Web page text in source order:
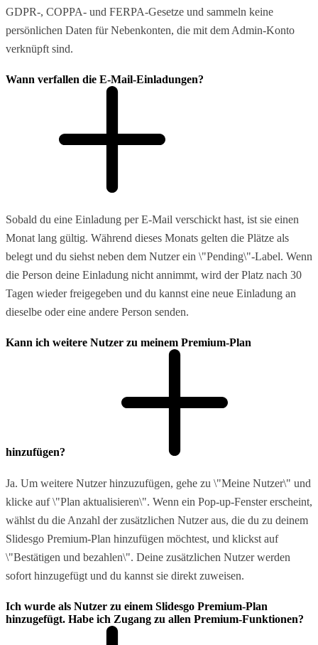
GDPR-, COPPA- und FERPA-Gesetze und sammeln keine
persönlichen Daten für Nebenkonten, die mit dem Admin-Konto
verknüpft sind.
Wann verfallen die E-Mail-Einladungen?
Sobald du eine Einladung per E-Mail verschickt hast, ist sie einen
Monat lang gültig. Während dieses Monats gelten die Plätze als
belegt und du siehst neben dem Nutzer ein \"Pending\"-Label. Wenn
die Person deine Einladung nicht annimmt, wird der Platz nach 30
Tagen wieder freigegeben und du kannst eine neue Einladung an
dieselbe oder eine andere Person senden.
Kann ich weitere Nutzer zu meinem Premium-Plan
hinzufügen?
Ja. Um weitere Nutzer hinzuzufügen, gehe zu \"Meine Nutzer\" und
klicke auf \"Plan aktualisieren\". Wenn ein Pop-up-Fenster erscheint,
wählst du die Anzahl der zusätzlichen Nutzer aus, die du zu deinem
Slidesgo Premium-Plan hinzufügen möchtest, und klickst auf
\"Bestätigen und bezahlen\". Deine zusätzlichen Nutzer werden
sofort hinzugefügt und du kannst sie direkt zuweisen.
Ich wurde als Nutzer zu einem Slidesgo Premium-Plan
hinzugefügt. Habe ich Zugang zu allen Premium-Funktionen?